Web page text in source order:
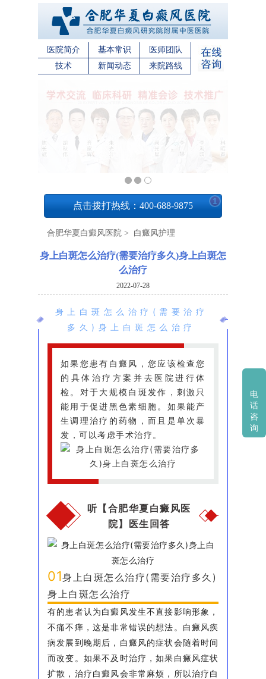
医院简介 基本常识
医师团队
技术
新闻动态 来院路线
点击拨打热线：400-688-9875 1
合肥华夏白癜风医院 > 白癜风护理
身上白斑怎么治疗(需要治疗多久)身上白斑怎
么治疗
2022-07-28
身上白斑怎么治疗(需要治疗
多久)身上白斑怎么治疗
如果您患有白癜风，您应该检查您
的具体治疗方案并去医院进行体
检。对于大规模白斑发作，刺激只
能用于促进黑色素细胞。如果能产
生调理治疗的药物，而且是单次暴
发，可以考虑手术治疗。
听【合肥华夏白癜风医
院】医生回答
01身上白斑怎么治疗(需要治疗多久)
身上白斑怎么治疗
有的患者认为白癜风发生不直接影响形象，
不痛不痒，这是非常错误的想法。白癜风疾
病发展到晚期后，白癜风的症状会随着时间
而改变。如果不及时治疗，如果白癜风症状
扩散，治疗白癜风会非常麻烦，所以治疗白
电
话
咨
询